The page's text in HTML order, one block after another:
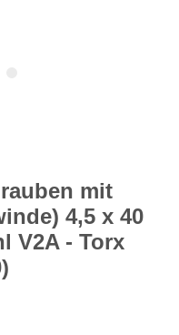
mit
4,5 x 40
V2A - Torx